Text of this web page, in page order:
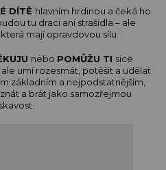
DÍTĚ hlavním hrdinou a čeká ho
tu draci ani strašidla – ale
mají opravdovou sílu.
nebo POMŮŽU TI sice
umí rozesmát, potěšit a udělat
základním a nejpodstatnějším,
a brát jako samozřejmou